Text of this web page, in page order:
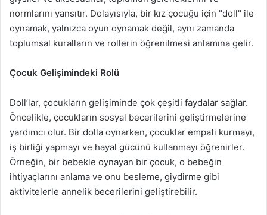
normlarını yansıtır. Dolayısıyla, bir kız çocuğu için "doll" ile
oynamak, yalnızca oyun oynamak değil, aynı zamanda
toplumsal kuralların ve rollerin öğrenilmesi anlamına gelir.
Çocuk Gelişimindeki Rolü
Doll’lar, çocukların gelişiminde çok çeşitli faydalar sağlar.
Öncelikle, çocukların sosyal becerilerini geliştirmelerine
yardımcı olur. Bir dolla oynarken, çocuklar empati kurmayı,
iş birliği yapmayı ve hayal gücünü kullanmayı öğrenirler.
Örneğin, bir bebekle oynayan bir çocuk, o bebeğin
ihtiyaçlarını anlama ve onu besleme, giydirme gibi
aktivitelerle annelik becerilerini geliştirebilir.